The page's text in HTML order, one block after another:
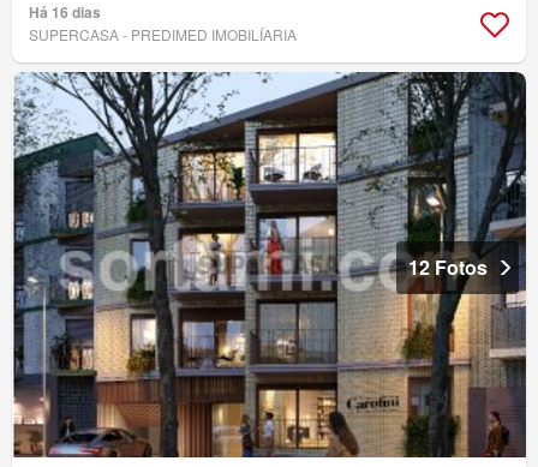
Há 16 dias
SUPERCASA - PREDIMED IMOBILÍARIA
12 Fotos